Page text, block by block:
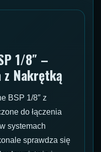
1/8″ –
z Nakrętką
BSP 1/8″ z
do łączenia
systemach
sprawdza się